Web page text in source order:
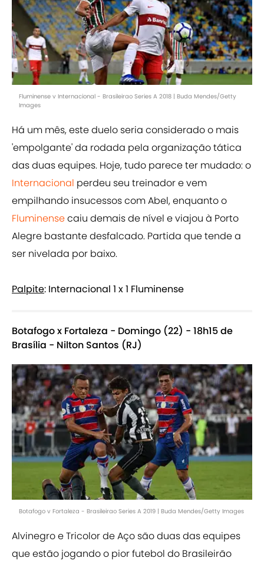
Fluminense v Internacional - Brasileirao Series A 2018 | Buda Mendes/Getty
Images
Há um mês, este duelo seria considerado o mais
'empolgante' da rodada pela organização tática
das duas equipes. Hoje, tudo parece ter mudado: o
Internacional perdeu seu treinador e vem
empilhando insucessos com Abel, enquanto o
Fluminensecaiu demais de nível e viajou à Porto
Alegre bastante desfalcado. Partida que tende a
ser nivelada por baixo.
Palpite: Internacional 1 x 1 Fluminense
Botafogo x Fortaleza - Domingo (22) - 18h15 de
Brasília - Nilton Santos (RJ)
Botafogo v Fortaleza - Brasileirao Series A 2019 | Buda Mendes/Getty Images
Alvinegro e Tricolor de Aço são duas das equipes
que estão jogando o pior futebol do Brasileirão